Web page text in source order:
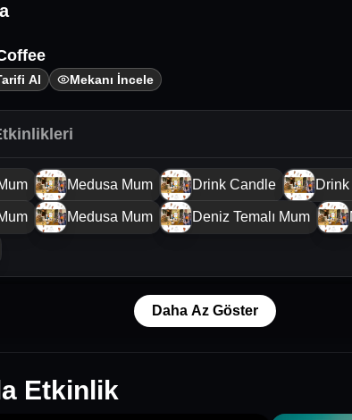
Al Mekanı İncele
Medusa Mum Drink Candle
Medusa Mum Deniz Temalı Mum
Daha Az Göster
Etkinlik